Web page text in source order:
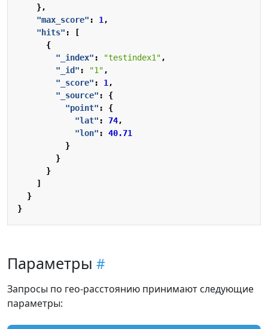
},
"max_score" : 1 ,
"hits" :
[
{
"_index" : "testindex1" ,
"_id" : "1" ,
"_score" : 1 ,
"_source" :
{
"point" :
{
"lat" : 74,
"lon" :
40.71
}
}
}
]
}
}
Параметры
Запросы по гео-расстоянию принимают следующие
параметры: